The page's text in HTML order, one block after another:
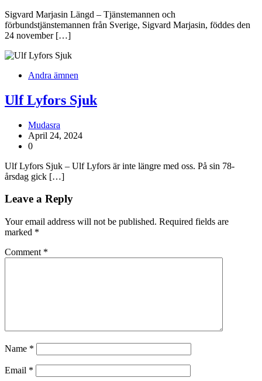
Sigvard Marjasin Längd – Tjänstemannen och
förbundstjänstemannen från Sverige, Sigvard Marjasin, föddes den
24 november […]
Andra ämnen
Ulf Lyfors Sjuk
Mudasra
April 24, 2024
0
Ulf Lyfors Sjuk – Ulf Lyfors är inte längre med oss. På sin 78-
årsdag gick […]
Leave a Reply
Your email address will not be published. Required fields are
marked *
Comment *
Name *
Email *